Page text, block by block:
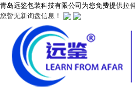
青岛远鉴包装科技有限公司为您免费提供拉
您暂无新询盘信息！